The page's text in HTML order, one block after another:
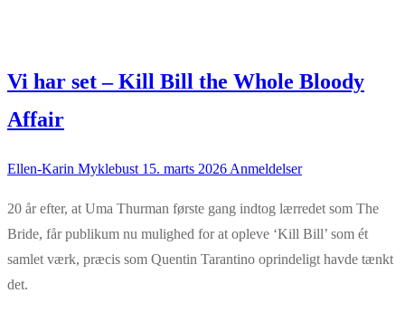
Vi har set – Kill Bill the Whole Bloody
Affair
Ellen-Karin Myklebust 15. marts 2026 Anmeldelser
20 år efter, at Uma Thurman første gang indtog lærredet som The
Bride, får publikum nu mulighed for at opleve ‘Kill Bill’ som ét
samlet værk, præcis som Quentin Tarantino oprindeligt havde tænkt
det.